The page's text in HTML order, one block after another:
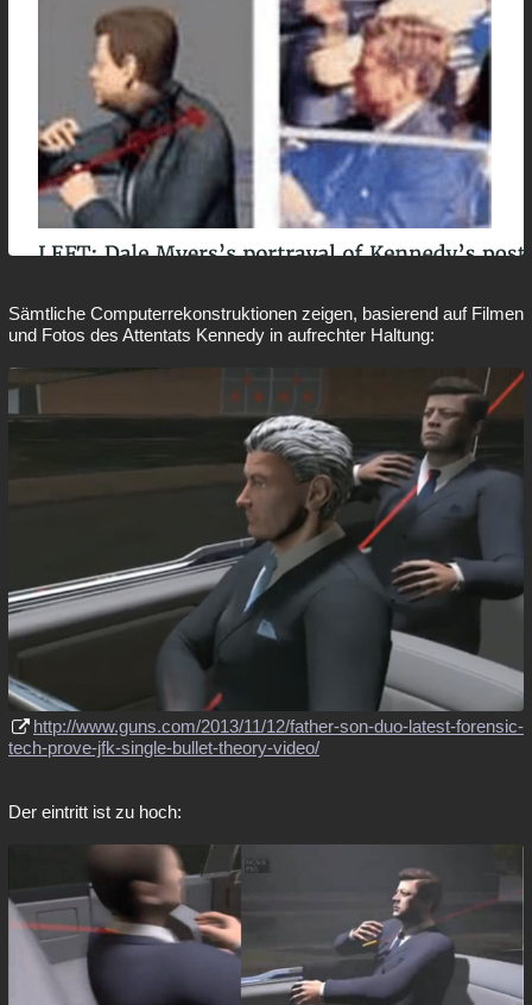
Sämtliche Computerrekonstruktionen zeigen, basierend auf Filmen
und Fotos des Attentats Kennedy in aufrechter Haltung:
http://www.guns.com/2013/11/12/father-son-duo-latest-forensic-
tech-prove-jfk-single-bullet-theory-video/
Der eintritt ist zu hoch: